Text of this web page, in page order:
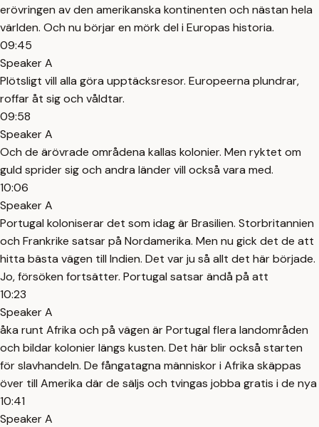
erövringen av den amerikanska kontinenten och nästan hela
världen. Och nu börjar en mörk del i Europas historia.
09:45
Speaker A
Plötsligt vill alla göra upptäcksresor. Europeerna plundrar,
roffar åt sig och våldtar.
09:58
Speaker A
Och de ärövrade områdena kallas kolonier. Men ryktet om
guld sprider sig och andra länder vill också vara med.
10:06
Speaker A
Portugal koloniserar det som idag är Brasilien. Storbritannien
och Frankrike satsar på Nordamerika. Men nu gick det de att
hitta bästa vägen till Indien. Det var ju så allt det här började.
Jo, försöken fortsätter. Portugal satsar ändå på att
10:23
Speaker A
åka runt Afrika och på vägen är Portugal flera landområden
och bildar kolonier längs kusten. Det här blir också starten
för slavhandeln. De fångatagna människor i Afrika skäppas
över till Amerika där de säljs och tvingas jobba gratis i de nya
10:41
Speaker A